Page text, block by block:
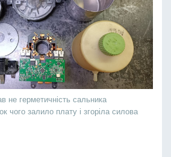
не герметичність сальника
чого залило плату і згоріла силова